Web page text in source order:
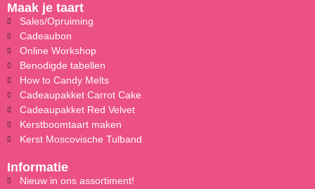
Maak je taart
Sales/Opruiming
Cadeaubon
Online Workshop
Benodigde tabellen
How to Candy Melts
Cadeaupakket Carrot Cake
Cadeaupakket Red Velvet
Kerstboomtaart maken
Kerst Moscovische Tulband
Informatie
Nieuw in ons assortiment!